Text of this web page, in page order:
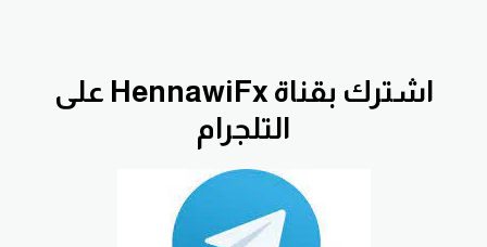
اشترك بقناة HennawiFx على
التلجرام